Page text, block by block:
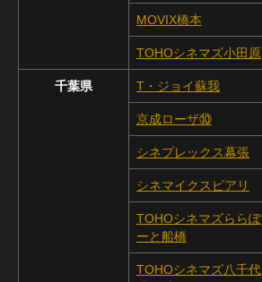
MOVIX橋本
TOHOシネマズ小田原
千葉県 T・ジョイ蘇我
京成ローザ⑩
シネプレックス幕張
シネマイクスピアリ
TOHOシネマズららぽ
ーと船橋
TOHOシネマズ八千代